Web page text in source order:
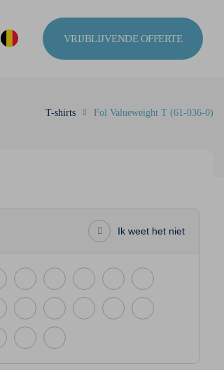
VRIJBLIJVENDE OFFERTE
T-shirts Fol Valueweight T (61-036-0)
Ik weet het niet